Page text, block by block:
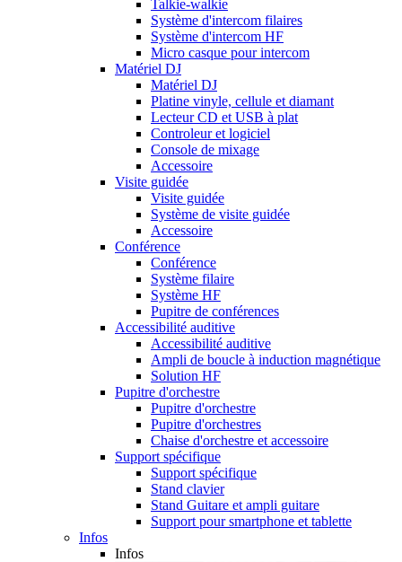
Talkie-walkie
Système d'intercom filaires
Système d'intercom HF
Micro casque pour intercom
Matériel DJ
Matériel DJ
Platine vinyle, cellule et diamant
Lecteur CD et USB à plat
Controleur et logiciel
Console de mixage
Accessoire
Visite guidée
Visite guidée
Système de visite guidée
Accessoire
Conférence
Conférence
Système filaire
Système HF
Pupitre de conférences
Accessibilité auditive
Accessibilité auditive
Ampli de boucle à induction magnétique
Solution HF
Pupitre d'orchestre
Pupitre d'orchestre
Pupitre d'orchestres
Chaise d'orchestre et accessoire
Support spécifique
Support spécifique
Stand clavier
Stand Guitare et ampli guitare
Support pour smartphone et tablette
Infos
Infos